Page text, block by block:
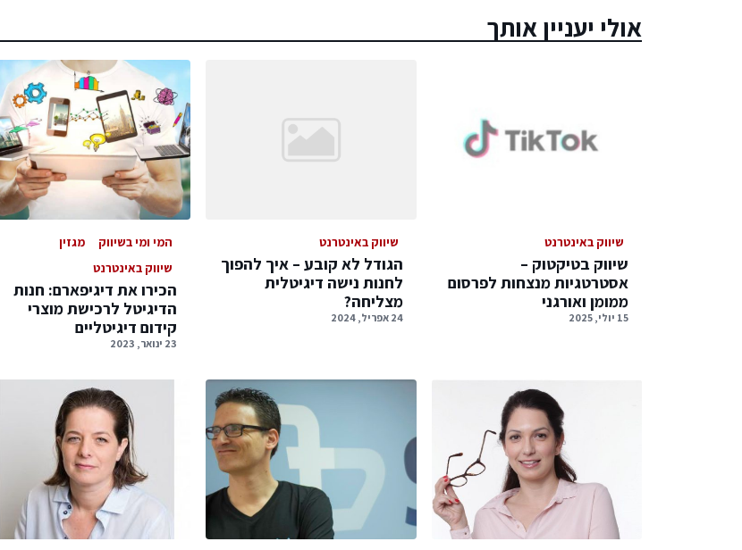
אולי יעניין אותך
שיווק באינטרנט
שיווק בטיקטוק –
אסטרטגיות מנצחות לפרסום
ממומן ואורגני
15 יולי, 2025
שיווק באינטרנט
הגודל לא קובע – איך להפוך
לחנות נישה דיגיטלית
מצליחה?
24 אפריל, 2024
המי ומי בשיווק
מגזין
שיווק באינטרנט
הכירו את דיגיפארם: חנות
הדיגיטל לרכישת מוצרי
קידום דיגיטליים
23 ינואר, 2023